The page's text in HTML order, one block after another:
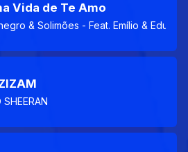
Vida de Te Amo
& Solimões - Feat. Emílio &
SHEERAN